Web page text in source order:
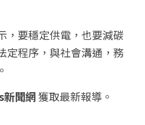
，要穩定供電，也要減碳
定程序，與社會溝通，務
聞網 獲取最新報導。